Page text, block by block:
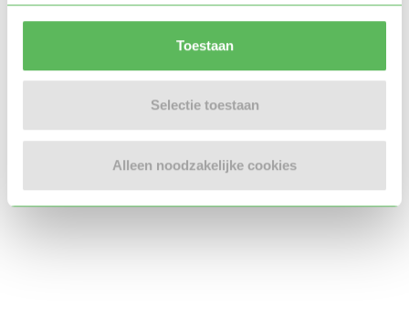
Toestaan
Selectie toestaan
Alleen noodzakelijke cookies